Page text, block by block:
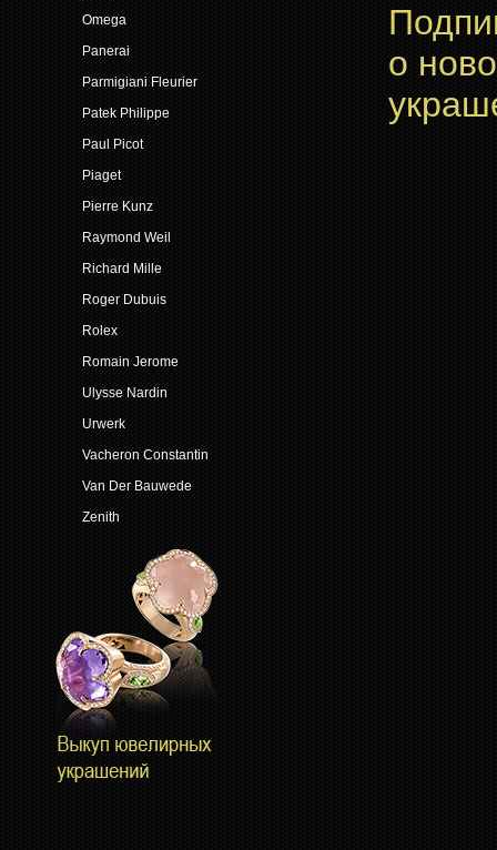
Omega
Panerai
Parmigiani Fleurier
Patek Philippe
Paul Picot
Piaget
Pierre Kunz
Raymond Weil
Richard Mille
Roger Dubuis
Rolex
Romain Jerome
Ulysse Nardin
Urwerk
Vacheron Constantin
Van Der Bauwede
Zenith
о